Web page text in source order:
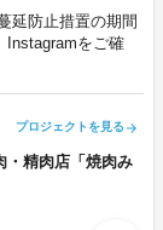
延防止措置の期間
Instagramをご確
プロジェクトを見る arrow_forward
・精肉店「焼肉み